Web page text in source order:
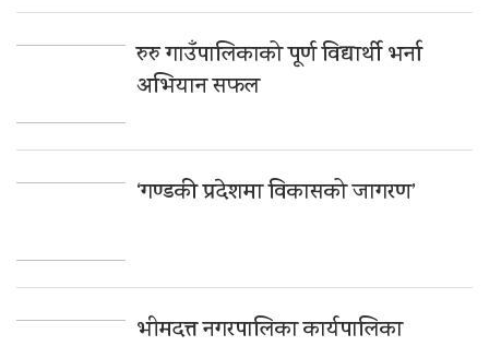
रुरु गाउँपालिकाको पूर्ण विद्यार्थी भर्ना
अभियान सफल
‘गण्डकी प्रदेशमा विकासको जागरण’
भीमदत्त नगरपालिका कार्यपालिका